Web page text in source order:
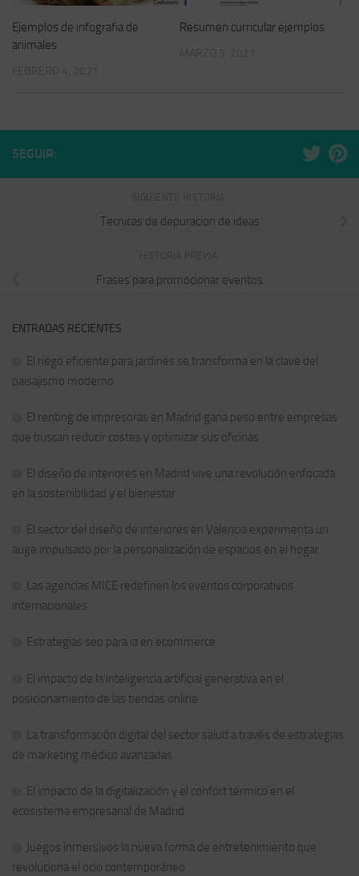
Ejemplos de infografia de
animales
Resumen curricular ejemplos
SEGUIR:
Tecnicas de depuracion de ideas
Frases para promocionar eventos
ENTRADAS RECIENTES
El riego eficiente para jardines se transforma en la clave del
paisajismo moderno
El renting de impresoras en Madrid gana peso entre empresas
que buscan reducir costes y optimizar sus oficinas
El diseño de interiores en Madrid vive una revolución enfocada
en la sostenibilidad y el bienestar
El sector del diseño de interiores en Valencia experimenta un
auge impulsado por la personalización de espacios en el hogar
Las agencias MICE redefinen los eventos corporativos
internacionales
Estrategias seo para ia en ecommerce
El impacto de la inteligencia artificial generativa en el
posicionamiento de las tiendas online
La transformación digital del sector salud a través de estrategias
de marketing médico avanzadas
El impacto de la digitalización y el confort térmico en el
ecosistema empresarial de Madrid
Juegos inmersivos la nueva forma de entretenimiento que
revoluciona el ocio contemporáneo